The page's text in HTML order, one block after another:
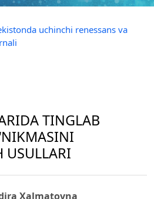
uchinchi renessans va
TINGLAB
USULLARI
Xalmatovna